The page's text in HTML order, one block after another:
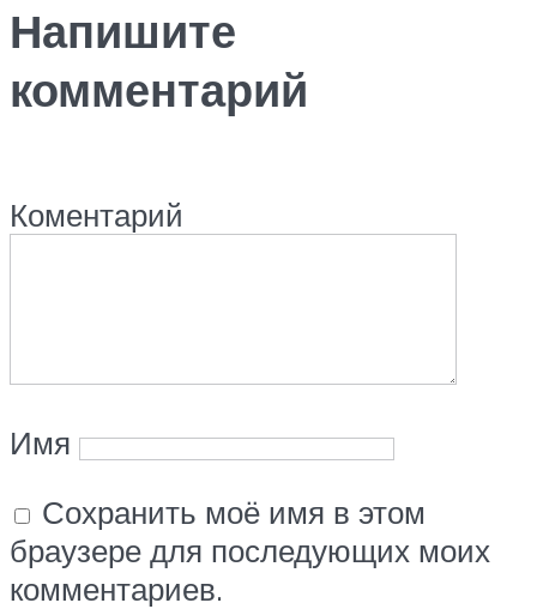
Напишите
комментарий
Коментарий
Имя
Сохранить моё имя в этом
браузере для последующих моих
комментариев.